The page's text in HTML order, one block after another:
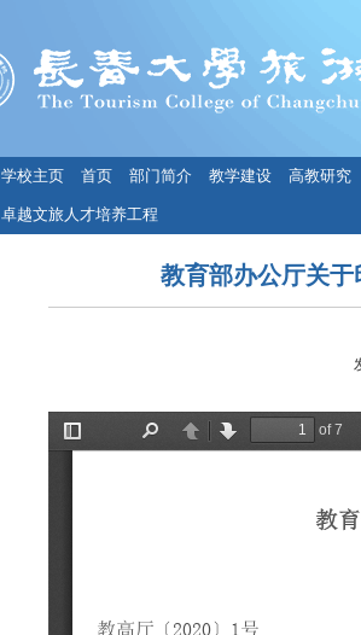
学校主页 首页 部门简介 教学建设 高教研究
卓越文旅人才培养工程
教育部办公厅关